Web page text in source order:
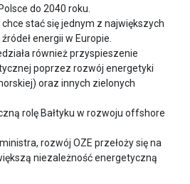
do 2040 roku.
chce stać się jednym z największych
energii w Europie.
również przyspieszenie
poprzez rozwój energetyki
oraz innych zielonych
rolę Bałtyku w rozwoju offshore
rozwój OZE przełoży się na
niezależność energetyczną